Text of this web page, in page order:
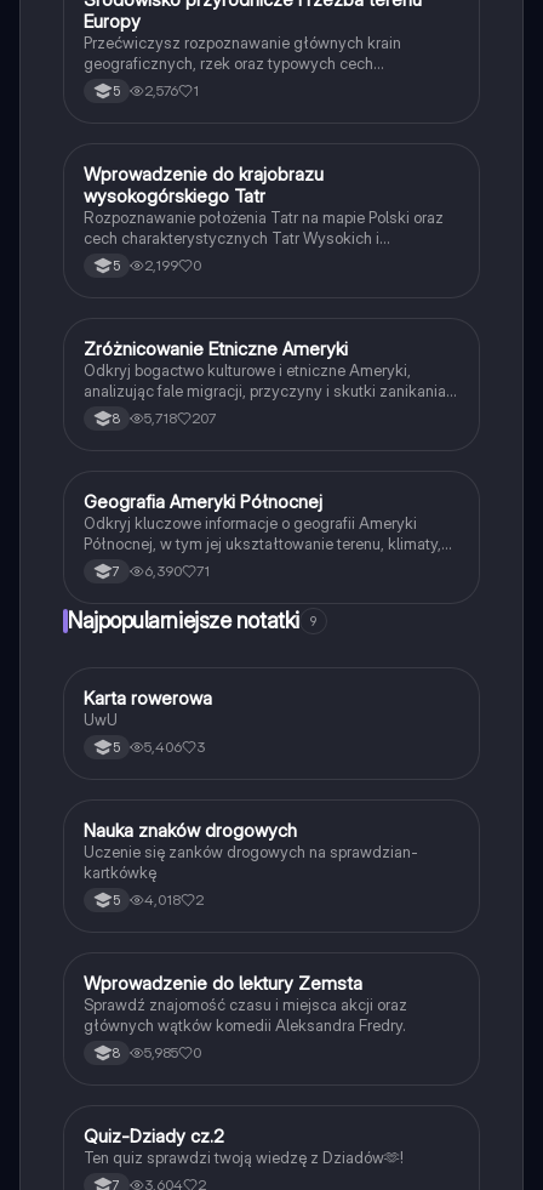
Europy
Przećwiczysz rozpoznawanie głównych krain
geograficznych, rzek oraz typowych cech
ukształtowania powierzchni Europy.
5 2,576 1
WGeografia
Wprowadzenie do krajobrazu
wysokogórskiego Tatr
Rozpoznawanie położenia Tatr na mapie Polski oraz
cech charakterystycznych Tatr Wysokich i
Zachodnich.
5 2,199 0
Geografia
Zróżnicowanie Etniczne Ameryki
Odkryj bogactwo kulturowe i etniczne Ameryki,
analizując fale migracji, przyczyny i skutki zanikania
kultur pierwotnych, urbanizację oraz unikalne cechy
środowiska naturalnego. Dowiedz się o wpływie
studentów geografii. Typ: podsumowanie.
8 5,718 207
Geografia
Geografia Ameryki Północnej
Odkryj kluczowe informacje o geografii Ameryki
Północnej, w tym jej ukształtowanie terenu, klimaty,
migracje oraz demografię. Zawiera szczegółowe
mapy i ilustracje, które pomagają zrozumieć
geografii i historii.
7 6,390 71
Najpopularniejsze notatki 9
KTechnika
Karta rowerowa
UwU
5 5,406 3
NTechnika
Nauka znaków drogowych
Uczenie się zanków drogowych na sprawdzian-
kartkówkę
5 4,018 2
WJęzyk polski
Wprowadzenie do lektury Zemsta
Sprawdź znajomość czasu i miejsca akcji oraz
głównych wątków komedii Aleksandra Fredry.
8 5,985 0
QJęzyk polski
Quiz-Dziady cz.2
Ten quiz sprawdzi twoją wiedzę z Dziadów🫶!
7 3,604 2